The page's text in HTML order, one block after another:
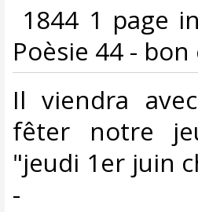
1844 1 page
Poèsie 44 -
‎Il viendra
fêter notre
"jeudi 1er juin
- ‎